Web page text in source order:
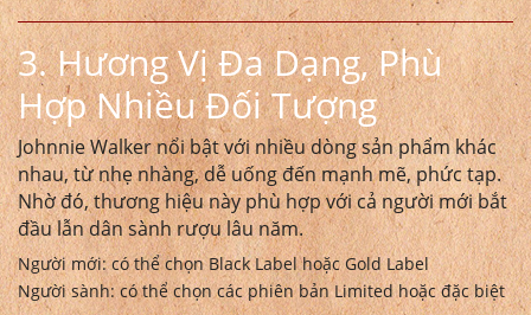
3. Hương Vị Đa Dạng, Phù
Hợp Nhiều Đối Tượng
Johnnie Walker nổi bật với nhiều dòng sản phẩm khác
nhau, từ nhẹ nhàng, dễ uống đến mạnh mẽ, phức tạp.
Nhờ đó, thương hiệu này phù hợp với cả người mới bắt
đầu lẫn dân sành rượu lâu năm.
Người mới: có thể chọn Black Label hoặc Gold Label
Người sành: có thể chọn các phiên bản Limited hoặc đặc biệt